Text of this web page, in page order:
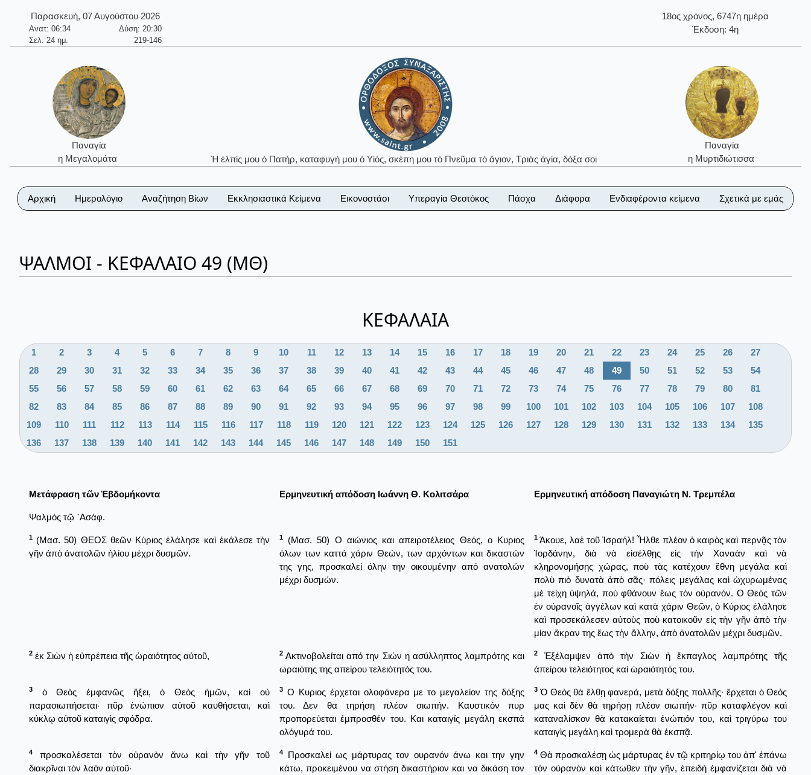
Παρασκευή, 07 Αυγούστου 2026
Ανατ: 06:34
Δύση: 20:30
Σελ. 24 ημ.
219-146
18ος χρόνος, 6747η ημέρα
Έκδοση: 4η
Παναγία
η Μεγαλομάτα
Ἡ ἐλπίς μου ὁ Πατήρ, καταφυγή μου ὁ Υἱός, σκέπη μου τὸ Πνεῦμα τὸ ἅγιον, Τριὰς ἁγία, δόξα σοι
Παναγία
η Μυρτιδιώτισσα
Αρχική Ημερολόγιο Αναζήτηση Βίων Εκκλησιαστικά Κείμενα Εικονοστάσι Υπεραγία Θεοτόκος Πάσχα Διάφορα Ενδιαφέροντα κείμενα Σχετικά με εμάς
ΨΑΛΜΟΙ - ΚΕΦΑΛΑΙΟ 49 (ΜΘ)
ΚΕΦΑΛΑΙΑ
1 2 3 4 5 6 7 8 9 10 11 12 13 14 15 16 17 18 19 20 21 22 23 24 25 26
27
28
29 30 31 32 33 34 35 36 37 38 39 40 41 42 43 44 45 46 47 48 49 50 51 52 53
54
55
56 57 58 59 60 61 62 63 64 65 66 67 68 69 70 71 72 73 74 75 76 77 78 79 80
81
82
83 84 85 86 87 88 89 90 91 92 93 94 95 96 97 98 99 100 101 102 103 104 105 106 107
108
109
110 111 112 113 114 115 116 117 118 119 120 121 122 123 124 125 126 127 128 129 130 131 132 133 134
135
136
137 138 139 140 141 142 143 144 145 146 147 148 149 150 151
Μετάφραση τῶν Ἑβδομήκοντα Ερμηνευτική απόδοση Ιωάννη Θ. Κολιτσάρα Ερμηνευτική απόδοση Παναγιώτη Ν. Τρεμπέλα
Ψαλμὸς τῷ ᾿Ασάφ.
1 (Μασ. 50) ΘΕΟΣ θεῶν Κύριος ἐλάλησε καὶ ἐκάλεσε τὴν
γῆν ἀπὸ ἀνατολῶν ἡλίου μέχρι δυσμῶν.
1
(Μασ. 50) Ο αιώνιος και απειροτέλειος Θεός, ο Κυριος
όλων των καττά χάριν Θεών, των αρχόντων και δικαστών
της γης, προσκαλεί όλην την οικουμένην από ανατολών
μέχρι δυσμών.
1 Άκουε, λαὲ τοῦ Ἰσραήλ! Ἦλθε πλέον ὁ καιρὸς καὶ περνᾷς τὸν
Ἰορδάνην, διὰ νὰ εἰσέλθῃς εἰς τὴν Χαναὰν καὶ νὰ
κληρονομήσῃς χώρας, ποὺ τὰς κατέχουν ἔθνη μεγάλα καὶ
πολὺ πιὸ δυνατὰ ἀπὸ σᾶς· πόλεις μεγάλας καὶ ὠχυρωμένας
μὲ τείχη ὑψηλά, ποὺ φθάνουν ἕως τὸν οὐρανόν. Ο Θεὸς τῶν
ἐν οὐρανοῖς ἀγγέλων καὶ κατὰ χάριν Θεῶν, ὁ Κύριος ἐλάλησε
καὶ προσεκάλεσεν αὐτοὺς ποὺ κατοικοῦν εἰς τὴν γῆν ἀπὸ τὴν
μίαν ἄκραν της ἕως τὴν ἄλλην, ἀπὸ ἀνατολῶν μέχρι δυσμῶν.
2 ἐκ Σιὼν ἡ εὐπρέπεια τῆς ὡραιότητος αὐτοῦ, 2 Ακτινοβολείται από την Σιών η ασύλληπτος λαμπρότης και
ωραιότης της απείρου τελειότητός του.
2
Ἐξέλαμψεν ἀπὸ τὴν Σιὼν ἡ ἔκπαγλος λαμπρότης τῆς
ἀπείρου τελειότητος καὶ ὡραιότητός του.
3
ὁ Θεὸς ἐμφανῶς ἥξει, ὁ Θεὸς ἡμῶν, καὶ οὐ
παρασιωπήσεται· πῦρ ἐνώπιον αὐτοῦ καυθήσεται, καὶ
κύκλῳ αὐτοῦ καταιγὶς σφόδρα.
3 Ο Κυριος έρχεται ολοφάνερα με το μεγαλείον της δόξης
του. Δεν θα τηρήση πλέον σιωπήν. Καυστικόν πυρ
προπορεύεται έμπροσθέν του. Και καταιγίς μεγάλη εκσπά
ολόγυρά του.
3 Ὁ Θεὸς θὰ ἔλθῃ φανερά, μετὰ δόξης πολλῆς· ἔρχεται ὁ Θεός
μας καὶ δὲν θὰ τηρήσῃ πλέον σιωπήν· πῦρ καταφλέγον καὶ
καταναλίσκον θὰ κατακαίεται ἐνώπιόν του, καὶ τριγύρω του
καταιγὶς μεγάλη καὶ τρομερὰ θὰ ἐκσπᾷ.
4
προσκαλέσεται τὸν οὐρανὸν ἄνω καὶ τὴν γῆν τοῦ
διακρῖναι τὸν λαὸν αὐτοῦ·
4
Προσκαλεί ως μάρτυρας τον ουρανόν άνω και την γην
κάτω, προκειμένου να στήση δικαστήριον και να δικάση τον
4 Θὰ προσκαλέσῃ ὡς μάρτυρας ἐν τῷ κριτηρίῳ του ἀπ' ἐπάνω
τὸν οὐρανὸν καὶ κάτωθεν τὴν γῆν, ἐπειδὴ ἐμφανίζεται διὰ νὰ